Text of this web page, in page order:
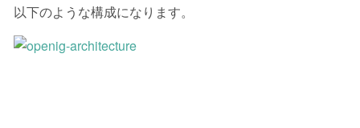
以下のような構成になります。